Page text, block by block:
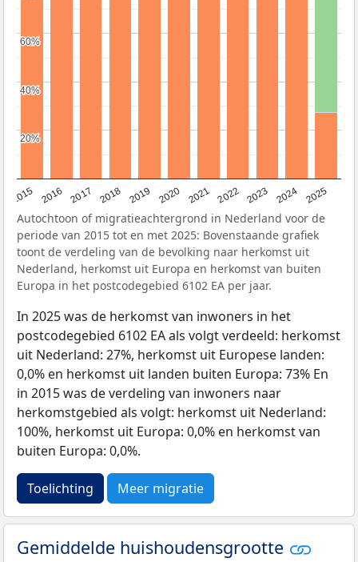
2015 2016 2017 2018 2019 2020 2021 2022 2023 2024 2025
20%
20%
40%
40%
60%
60%
Autochtoon of migratieachtergrond in Nederland voor de
periode van 2015 tot en met 2025: Bovenstaande grafiek
toont de verdeling van de bevolking naar herkomst uit
Nederland, herkomst uit Europa en herkomst van buiten
Europa in het postcodegebied 6102 EA per jaar.
In 2025 was de herkomst van inwoners in het
postcodegebied 6102 EA als volgt verdeeld: herkomst
uit Nederland: 27%, herkomst uit Europese landen:
0,0% en herkomst uit landen buiten Europa: 73% En
in 2015 was de verdeling van inwoners naar
herkomstgebied als volgt: herkomst uit Nederland:
100%, herkomst uit Europa: 0,0% en herkomst van
buiten Europa: 0,0%.
Toelichting Meer migratie
Gemiddelde huishoudensgrootte